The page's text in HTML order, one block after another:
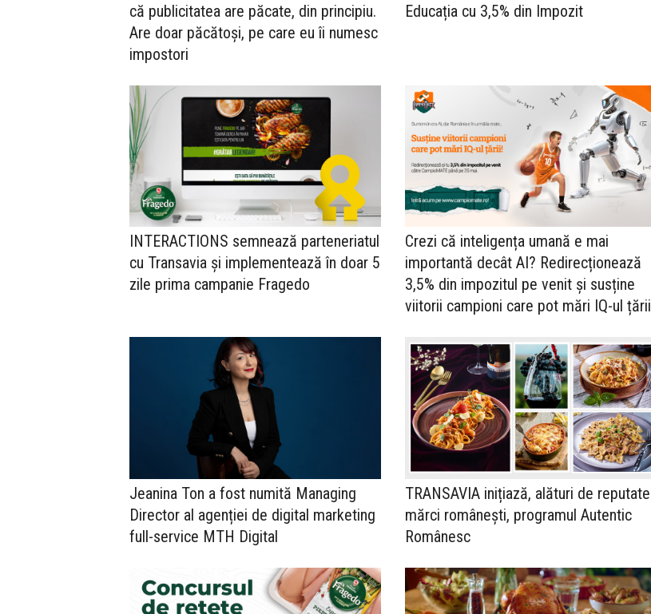
că publicitatea are păcate, din principiu.
Are doar păcătoși, pe care eu îi numesc
impostori
Educația cu 3,5% din Impozit
INTERACTIONS semnează parteneriatul
cu Transavia și implementează în doar 5
zile prima campanie Fragedo
Crezi că inteligența umană e mai
importantă decât AI? Redirecționează
3,5% din impozitul pe venit și susține
viitorii campioni care pot mări IQ-ul țării
Jeanina Ton a fost numită Managing
Director al agenției de digital marketing
full-service MTH Digital
TRANSAVIA inițiază, alături de reputate
mărci românești, programul Autentic
Românesc